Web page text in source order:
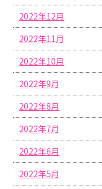
2022年12月
2022年11月
2022年10月
2022年9月
2022年8月
2022年7月
2022年6月
2022年5月